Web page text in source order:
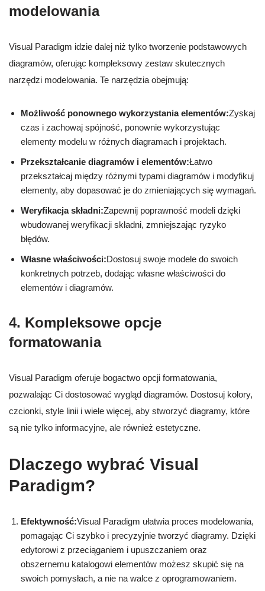
modelowania
Visual Paradigm idzie dalej niż tylko tworzenie podstawowych
diagramów, oferując kompleksowy zestaw skutecznych
narzędzi modelowania. Te narzędzia obejmują:
Możliwość ponownego wykorzystania elementów:Zyskaj
czas i zachowaj spójność, ponownie wykorzystując
elementy modelu w różnych diagramach i projektach.
Przekształcanie diagramów i elementów:Łatwo
przekształcaj między różnymi typami diagramów i modyfikuj
elementy, aby dopasować je do zmieniających się wymagań.
Weryfikacja składni:Zapewnij poprawność modeli dzięki
wbudowanej weryfikacji składni, zmniejszając ryzyko
błędów.
Własne właściwości:Dostosuj swoje modele do swoich
konkretnych potrzeb, dodając własne właściwości do
elementów i diagramów.
4. Kompleksowe opcje
formatowania
Visual Paradigm oferuje bogactwo opcji formatowania,
pozwalając Ci dostosować wygląd diagramów. Dostosuj kolory,
czcionki, style linii i wiele więcej, aby stworzyć diagramy, które
są nie tylko informacyjne, ale również estetyczne.
Dlaczego wybrać Visual
Paradigm?
Efektywność:Visual Paradigm ułatwia proces modelowania,
pomagając Ci szybko i precyzyjnie tworzyć diagramy. Dzięki
edytorowi z przeciąganiem i upuszczaniem oraz
obszernemu katalogowi elementów możesz skupić się na
swoich pomysłach, a nie na walce z oprogramowaniem.